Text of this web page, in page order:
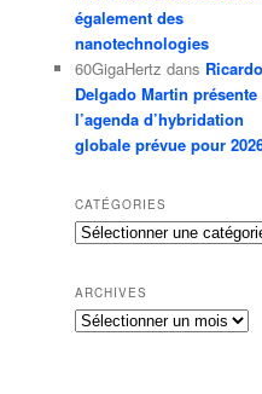
également des
nanotechnologies
60GigaHertz dans Ricardo
Delgado Martin présente
l’agenda d’hybridation
globale prévue pour
CATÉGORIES
Catégories
ARCHIVES
Archives